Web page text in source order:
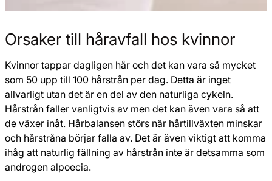
Orsaker till håravfall hos kvinnor
Kvinnor tappar dagligen hår och det kan vara så mycket
som 50 upp till 100 hårstrån per dag. Detta är inget
allvarligt utan det är en del av den naturliga cykeln.
Hårstrån faller vanligtvis av men det kan även vara så att
de växer inåt. Hårbalansen störs när hårtillväxten minskar
och hårstråna börjar falla av. Det är även viktigt att komma
ihåg att naturlig fällning av hårstrån inte är detsamma som
androgen alpoecia.